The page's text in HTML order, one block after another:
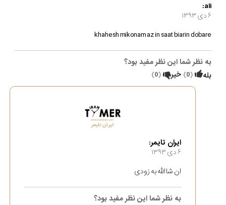
ali:
۶ دی ۱۳۹۳
khahesh mikonam az in saat biarin dobare
به نظر شما این نظر مفید بود؟
بله
(
0
) خیر (
0
)
ایران تایمر:
۶ دی ۱۳۹۳
ان شاالله به زودی
به نظر شما این نظر مفید بود؟